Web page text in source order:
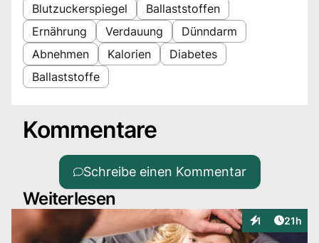
Blutzuckerspiegel
Ballaststoffen
Ernährung
Verdauung
Dünndarm
Abnehmen
Kalorien
Diabetes
Ballaststoffe
Kommentare
Schreibe einen Kommentar
Weiterlesen
1
Interaktionen
Artikel
21h